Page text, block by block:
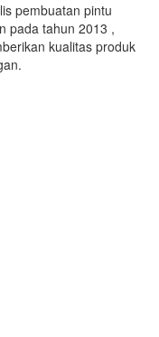
pembuatan pintu
pada tahun 2013 ,
kualitas produk